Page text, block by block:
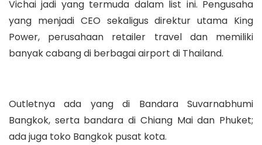
Vichai jadi yang termuda dalam list ini. Pengusaha
yang menjadi CEO sekaligus direktur utama King
Power, perusahaan retailer travel dan memiliki
banyak cabang di berbagai airport di Thailand.
Outletnya ada yang di Bandara Suvarnabhumi
Bangkok, serta bandara di Chiang Mai dan Phuket;
ada juga toko Bangkok pusat kota.